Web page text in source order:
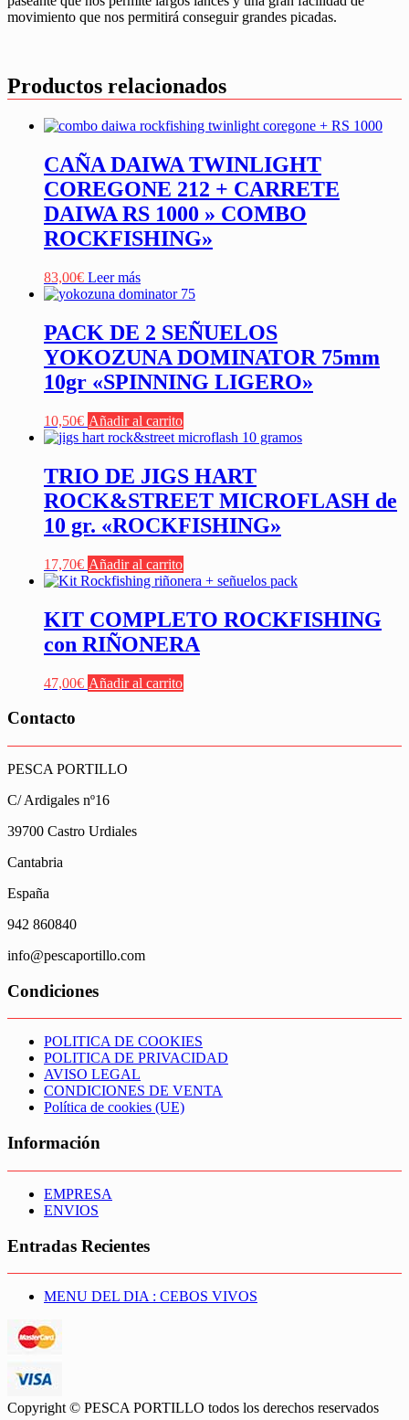
movimiento que nos permitirá conseguir grandes picadas.
Productos relacionados
CAÑA DAIWA TWINLIGHT
COREGONE 212 + CARRETE
DAIWA RS 1000 » COMBO
ROCKFISHING»
83,00€ Leer más
PACK DE 2 SEÑUELOS
YOKOZUNA DOMINATOR 75mm
10gr «SPINNING LIGERO»
10,50€ Añadir al carrito
TRIO DE JIGS HART
ROCK&STREET MICROFLASH de
10 gr. «ROCKFISHING»
17,70€ Añadir al carrito
KIT COMPLETO ROCKFISHING
con RIÑONERA
47,00€ Añadir al carrito
Contacto
PESCA PORTILLO
C/ Ardigales nº16
39700 Castro Urdiales
Cantabria
España
942 860840
info@pescaportillo.com
Condiciones
POLITICA DE COOKIES
POLITICA DE PRIVACIDAD
AVISO LEGAL
CONDICIONES DE VENTA
Política de cookies (UE)
Información
EMPRESA
ENVIOS
Entradas Recientes
MENU DEL DIA : CEBOS VIVOS
Copyright © PESCA PORTILLO todos los derechos reservados